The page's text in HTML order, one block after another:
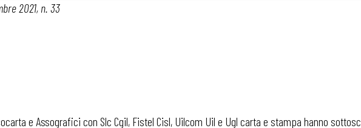
2021, n. 33
e Assografici con Slc Cgil, Fistel Cisl, Uilcom Uil e Ugl carta e stampa hanno